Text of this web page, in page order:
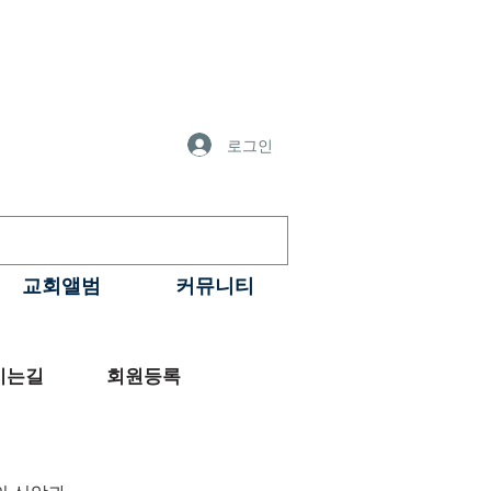
로그인
교회앨범 커뮤니티
는길 회원등록